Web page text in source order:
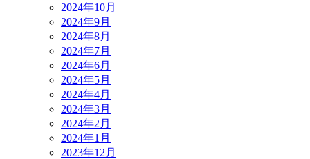
2024年10月
2024年9月
2024年8月
2024年7月
2024年6月
2024年5月
2024年4月
2024年3月
2024年2月
2024年1月
2023年12月